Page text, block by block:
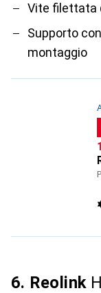
Vite filettata
Supporto
montaggio
6. Reolink